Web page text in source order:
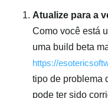
Atualize para a
Como você está
uma build beta
https://
tipo de problema
pode ter sido